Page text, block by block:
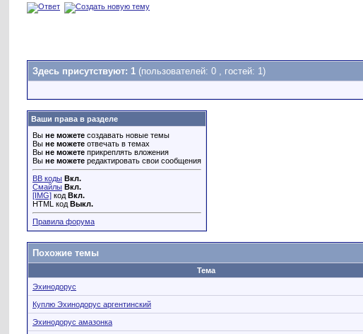
Здесь присутствуют: 1 (пользователей: 0 , гостей: 1)
Ваши права в разделе
Вы не можете создавать новые темы
Вы не можете отвечать в темах
Вы не можете прикреплять вложения
Вы не можете редактировать свои сообщения
BB коды Вкл.
Смайлы Вкл.
[IMG] код Вкл.
HTML код Выкл.
Правила форума
Похожие темы
Тема
Эхинодорус
Куплю Эхинодорус аргентинский
Эхинодорус амазонка